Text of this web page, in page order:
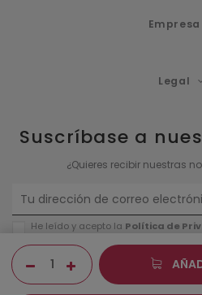
Empresa
Legal
Suscríbase a
¿Quieres recibir nuestras
He leído y acepto la Política de P
100% PAGO SEGURO